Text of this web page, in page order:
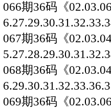
066期36码《
067期36码《
068期36码《
069期36码《